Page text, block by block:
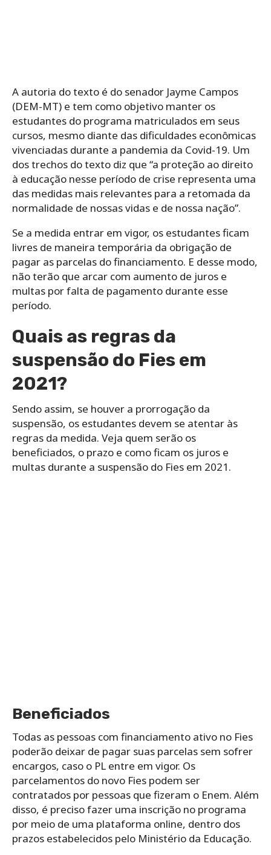
A autoria do texto é do senador Jayme Campos
(DEM-MT) e tem como objetivo manter os
estudantes do programa matriculados em seus
cursos, mesmo diante das dificuldades econômicas
vivenciadas durante a pandemia da Covid-19. Um
dos trechos do texto diz que “a proteção ao direito
à educação nesse período de crise representa uma
das medidas mais relevantes para a retomada da
normalidade de nossas vidas e de nossa nação”.
Se a medida entrar em vigor, os estudantes ficam
livres de maneira temporária da obrigação de
pagar as parcelas do financiamento. E desse modo,
não terão que arcar com aumento de juros e
multas por falta de pagamento durante esse
período.
Quais as regras da
suspensão do Fies em
2021?
Sendo assim, se houver a prorrogação da
suspensão, os estudantes devem se atentar às
regras da medida. Veja quem serão os
beneficiados, o prazo e como ficam os juros e
multas durante a suspensão do Fies em 2021.
Beneficiados
Todas as pessoas com financiamento ativo no Fies
poderão deixar de pagar suas parcelas sem sofrer
encargos, caso o PL entre em vigor. Os
parcelamentos do novo Fies podem ser
contratados por pessoas que fizeram o Enem. Além
disso, é preciso fazer uma inscrição no programa
por meio de uma plataforma online, dentro dos
prazos estabelecidos pelo Ministério da Educação.